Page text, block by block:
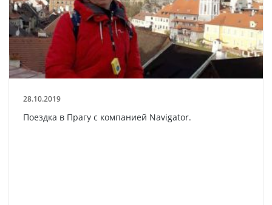
28.10.2019
Поездка в Прагу с компанией Navigator.